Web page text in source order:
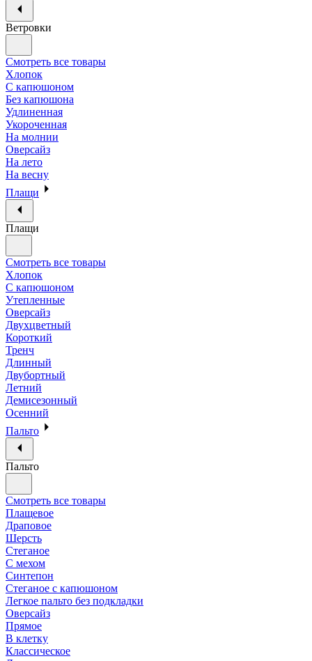
Ветровки
Смотреть все товары
Хлопок
С капюшоном
Без капюшона
Удлиненная
Укороченная
На молнии
Оверсайз
На лето
На весну
Плащи
Плащи
Смотреть все товары
Хлопок
С капюшоном
Утепленные
Оверсайз
Двухцветный
Короткий
Тренч
Длинный
Двубортный
Летний
Демисезонный
Осенний
Пальто
Пальто
Смотреть все товары
Плащевое
Драповое
Шерсть
Стеганое
С мехом
Синтепон
Стеганое с капюшоном
Легкое пальто без подкладки
Оверсайз
Прямое
В клетку
Классическое